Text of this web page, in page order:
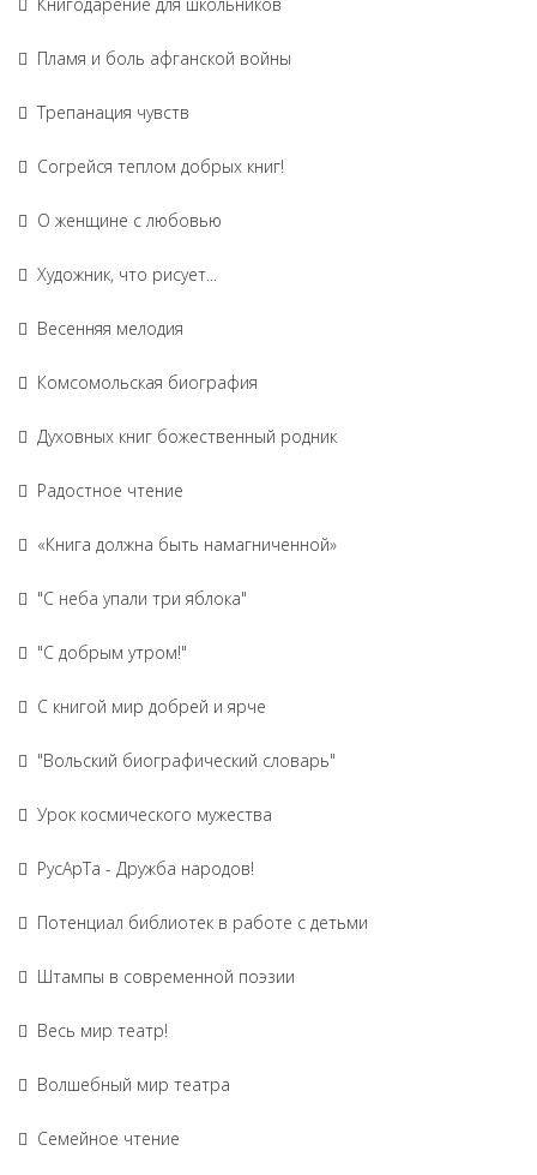
Пламя и боль афганской войны
Трепанация чувств
Согрейся теплом добрых книг!
О женщине с любовью
Художник, что рисует...
Весенняя мелодия
Комсомольская биография
Духовных книг божественный родник
Радостное чтение
«Книга должна быть намагниченной»
"С неба упали три яблока"
"С добрым утром!"
С книгой мир добрей и ярче
"Вольский биографический словарь"
Урок космического мужества
РусАрТа - Дружба народов!
Потенциал библиотек в работе с детьми
Штампы в современной поэзии
Весь мир театр!
Волшебный мир театра
Семейное чтение